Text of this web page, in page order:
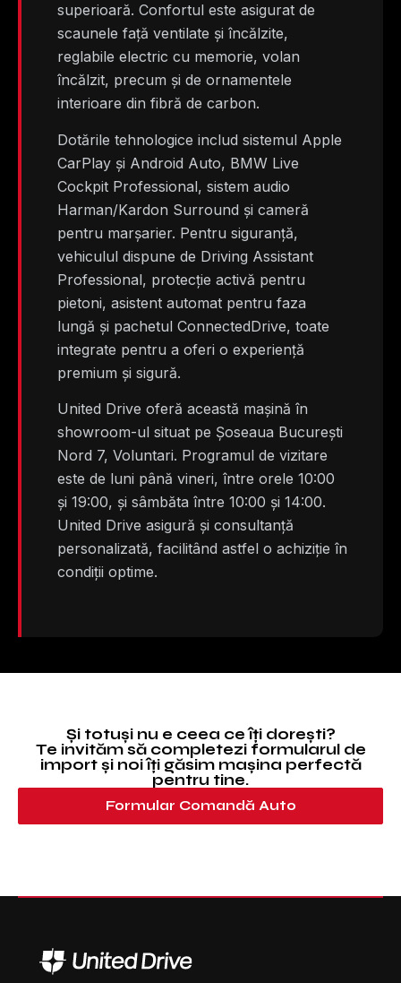
superioară. Confortul este asigurat de
scaunele față ventilate și încălzite,
reglabile electric cu memorie, volan
încălzit, precum și de ornamentele
interioare din fibră de carbon.
Dotările tehnologice includ sistemul Apple
CarPlay și Android Auto, BMW Live
Cockpit Professional, sistem audio
Harman/Kardon Surround și cameră
pentru marșarier. Pentru siguranță,
vehiculul dispune de Driving Assistant
Professional, protecție activă pentru
pietoni, asistent automat pentru faza
lungă și pachetul ConnectedDrive, toate
integrate pentru a oferi o experiență
premium și sigură.
United Drive oferă această mașină în
showroom-ul situat pe Șoseaua București
Nord 7, Voluntari. Programul de vizitare
este de luni până vineri, între orele 10:00
și 19:00, și sâmbăta între 10:00 și 14:00.
United Drive asigură și consultanță
personalizată, facilitând astfel o achiziție în
condiții optime.
Și totuși nu e ceea ce îți dorești?
Te invităm să completezi formularul de
import și noi îți găsim mașina perfectă
pentru tine.
Formular Comandă Auto